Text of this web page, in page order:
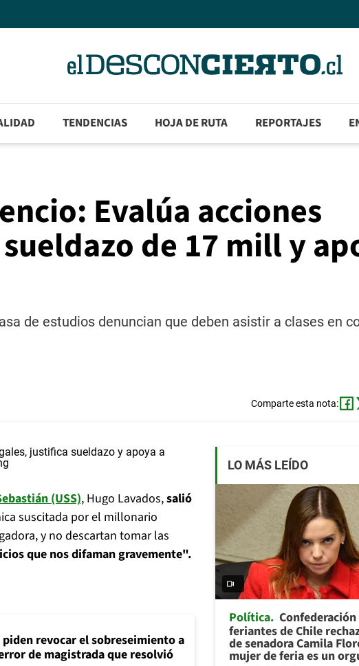
TENDENCIAS HOJA DE RUTA REPORTAJES
Evalúa acciones
de 17 mill y
de estudios denuncian que deben asistir a clases en
Comparte esta nota:
(USS), Hugo Lavados,salió
suscitada por el millonario
y no descartan tomar las
que nos difaman gravemente".
piden revocar el sobreseimiento a
de magistrada que resolvió
LO MÁS LEÍDO
Política Confederación
feriantes de Chile
de senadora Camila
mujer de feria es un